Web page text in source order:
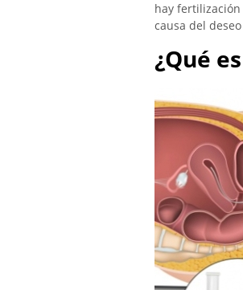
hay
causa del
¿Qué